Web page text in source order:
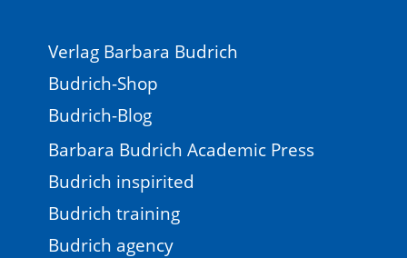
Verlag Barbara Budrich
Budrich-Shop
Budrich-Blog
Barbara Budrich Academic Press
Budrich inspirited
Budrich training
Budrich agency